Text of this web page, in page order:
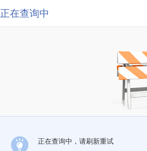
正在查询中
正在查询中，请刷新重试